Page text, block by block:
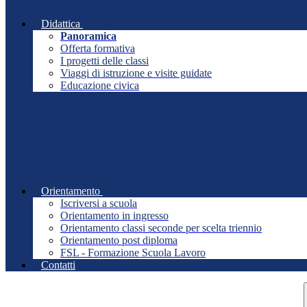
Didattica
Panoramica
Offerta formativa
I progetti delle classi
Viaggi di istruzione e visite guidate
Educazione civica
Orientamento
Iscriversi a scuola
Orientamento in ingresso
Orientamento classi seconde per scelta triennio
Orientamento post diploma
FSL - Formazione Scuola Lavoro
Contatti